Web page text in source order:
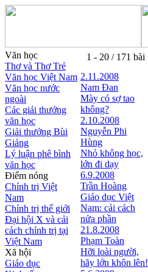
Văn học
Thơ và Thơ Trẻ
Văn học Việt Nam
Văn học nước
ngoài
Các giải thưởng
văn học
Giải thưởng Bùi
Giáng
Lý luận phê bình
văn học
Điểm nóng
Chính trị Việt
Nam
Chính trị thế giới
Đại hội X và cải
cách chính trị tại
Việt Nam
Xã hội
Giáo dục
1 - 20 / 171 bài
2.11.2008
Nam Đan
Mày có sợ tao
không?
2.10.2008
Nguyễn Phi
Hùng
Nhỏ không học,
lớn đi dạy
6.9.2008
Trần Hoàng
Giáo dục Việt
Nam: cải cách
nửa phần
21.8.2008
Phạm Toàn
Hỡi loài người,
hãy lớn khôn lên!